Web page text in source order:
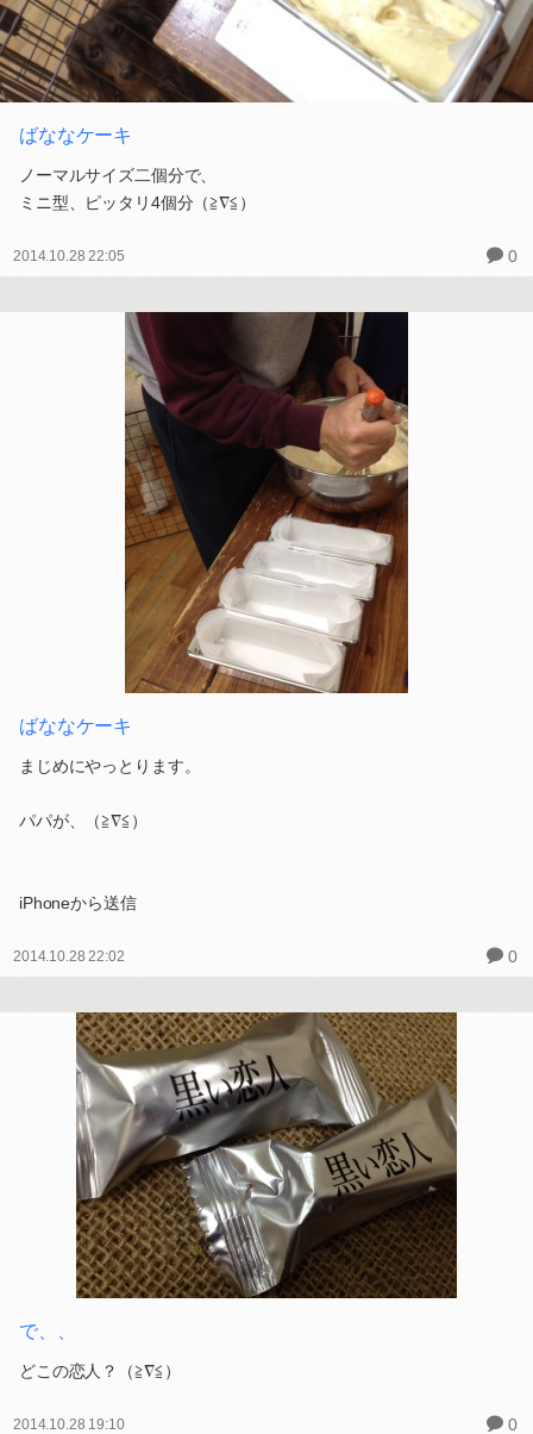
ばななケーキ
ノーマルサイズ二個分で、
ミニ型、ピッタリ4個分（≧∇≦）
2014.10.28 22:05 0
ばななケーキ
まじめにやっとります。
パパが、（≧∇≦）
iPhoneから送信
2014.10.28 22:02